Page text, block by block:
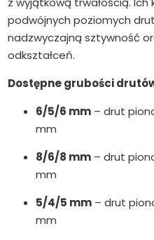
podwójnych poziomych
nadzwyczajną sztywność
odkształceń.
Dostępne grubości
6/5/6 mm – drut
mm
8/6/8 mm – drut
mm
5/4/5 mm – drut
mm